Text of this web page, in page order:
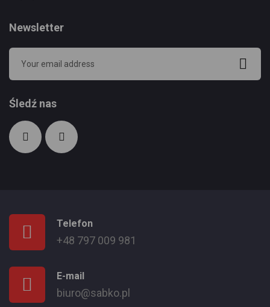
Newsletter
Śledź nas
Telefon
+48 797 009 981
E-mail
biuro@sabko.pl